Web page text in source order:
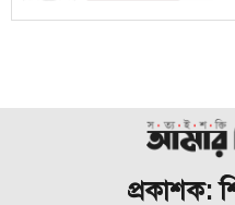
প্রকাশক: